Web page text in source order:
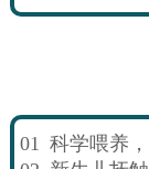
01 科学喂养